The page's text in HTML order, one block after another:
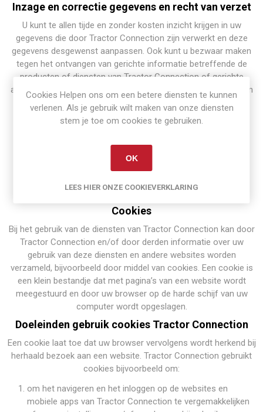
Inzage en correctie gegevens en recht van verzet
U kunt te allen tijde en zonder kosten inzicht krijgen in uw
gegevens die door Tractor Connection zijn verwerkt en deze
gegevens desgewenst aanpassen. Ook kunt u bezwaar maken
tegen het ontvangen van gerichte informatie betreffende de
producten of diensten van Tractor Connection of gerichte
aanbiedingen via e-mail, telefoon, post en/of SMS. Indien u van
een van deze mogelijkheden gebruik wil maken dan kunt u dat
schriftelijk doen via:
T.a.v. Klantregistratie
U kunt ook een e-mail sturen naarinfo@tractorconnection.nl
Cookies
Bij het gebruik van de diensten van Tractor Connection kan door
Tractor Connection en/of door derden informatie over uw
gebruik van deze diensten en andere websites worden
verzameld, bijvoorbeeld door middel van cookies. Een cookie is
een klein bestandje dat met pagina’s van een website wordt
meegestuurd en door uw browser op de harde schijf van uw
computer wordt opgeslagen.
Doeleinden gebruik cookies Tractor Connection
Een cookie laat toe dat uw browser vervolgens wordt herkend bij
herhaald bezoek aan een website. Tractor Connection gebruikt
cookies bijvoorbeeld om:
om het navigeren en het inloggen op de websites en
mobiele apps van Tractor Connection te vergemakkelijken
Cookies Helpen ons om een betere diensten te kunnen
verlenen. Als je gebruik wilt maken van onze diensten
stem je toe om cookies te gebruiken.
OK
LEES HIER ONZE COOKIEVERKLARING